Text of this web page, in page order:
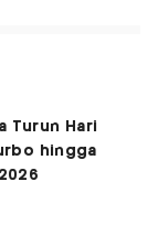
Turun Hari
hingga